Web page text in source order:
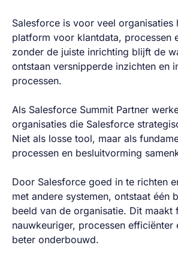
Salesforce is voor veel organisaties
platform voor klantdata, processen
zonder de juiste inrichting blijft de
ontstaan versnipperde inzichten en
processen.
Als Salesforce Summit Partner
organisaties die Salesforce
Niet als losse tool, maar als
processen en besluitvorming
Door Salesforce goed in te richten
met andere systemen, ontstaat één
beeld van de organisatie. Dit maakt
nauwkeuriger, processen efficiënter
beter onderbouwd.